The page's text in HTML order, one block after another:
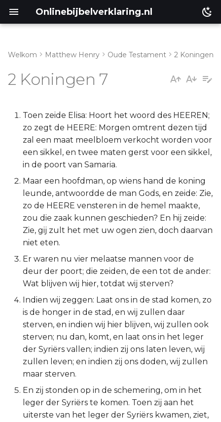
Onlinebijbelverklaring.nl
2 Koningen 7:1-2
2 Koningen 7:3-11
2 Koningen 7:12-20
Lukas
Johannes
Handelingen
Romeinen
1 Korinthe
2 Korinthe
Galaten
Éfeze
Filipenzen
Kolossenzen
1 Thessalonicenzen
1 Timótheüs
Welkom Matthew Henry Oude Testament 2 Koningen
2 Koningen 7
Toen zeide Elisa: Hoort het woord des HEEREN;
zo zegt de HEERE: Morgen omtrent dezen tijd
zal een maat meelbloem verkocht worden voor
een sikkel, en twee maten gerst voor een sikkel,
in de poort van Samaria.
Maar een hoofdman, op wiens hand de koning
leunde, antwoordde de man Gods, en zeide: Zie,
zo de HEERE vensteren in de hemel maakte,
zou die zaak kunnen geschieden? En hij zeide:
Zie, gij zult het met uw ogen zien, doch daarvan
niet eten.
Er waren nu vier melaatse mannen voor de
deur der poort; die zeiden, de een tot de ander:
Wat blijven wij hier, totdat wij sterven?
Indien wij zeggen: Laat ons in de stad komen, zo
is de honger in de stad, en wij zullen daar
sterven, en indien wij hier blijven, wij zullen ook
sterven; nu dan, komt, en laat ons in het leger
der Syriërs vallen; indien zij ons laten leven, wij
zullen leven; en indien zij ons doden, wij zullen
maar sterven.
En zij stonden op in de schemering, om in het
leger der Syriërs te komen. Toen zij aan het
uiterste van het leger der Syriërs kwamen, ziet,